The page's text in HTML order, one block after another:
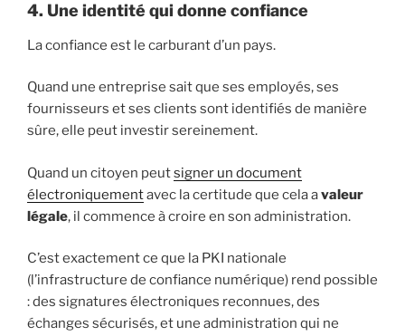
4. Une identité qui donne confiance
La confiance est le carburant d’un pays.
Quand une entreprise sait que ses employés, ses
fournisseurs et ses clients sont identifiés de manière
sûre, elle peut investir sereinement.
Quand un citoyen peutsigner un document
électroniquementavec la certitude que cela avaleur
légale, il commence à croire en son administration.
C’est exactement ce que la PKI nationale
(l’infrastructure de confiance numérique) rend possible
: des signatures électroniques reconnues, des
échanges sécurisés, et une administration qui ne